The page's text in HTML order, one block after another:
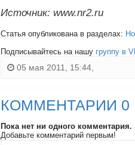
Источник: www.nr2.ru
Статья опубликована в разделах:
Подписывайтесь на нашу группу в
05 мая 2011, 15:44,
КОММЕНТАРИИ 0
Пока нет ни одного комментария.
Добавьте комментарий первым!